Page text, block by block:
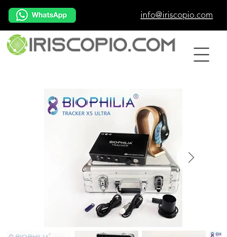
info@iriscopio.com